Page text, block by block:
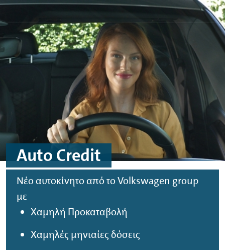
Μεταφορά στο περιεχόμενο
Μεταφορά στο υποσέλιδο
AutoCredit
Νέο αυτοκίνητο από τοVolkswagen group
με
Χαμηλή Προκαταβολή
Χαμηλές μηνιαίες δόσεις